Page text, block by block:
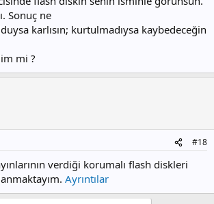
Sonuç ne
karlısın; kurtulmadıysa kaybedeceğin
mi ?
#18
verdiği korumalı flash diskleri
Ayrıntılar